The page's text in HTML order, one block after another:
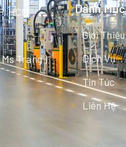
Trang )
Danh Mục
Giới Thiệu
Dịch Vụ
Tin Tức
Liên Hệ